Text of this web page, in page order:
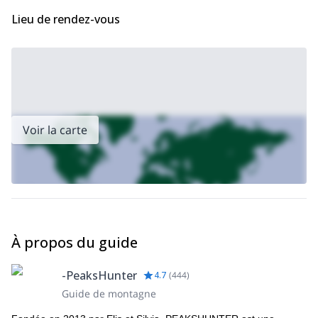
Lieu de rendez-vous
Voir la carte
À propos du guide
-PeaksHunter 4.7 (444)
Guide de montagne